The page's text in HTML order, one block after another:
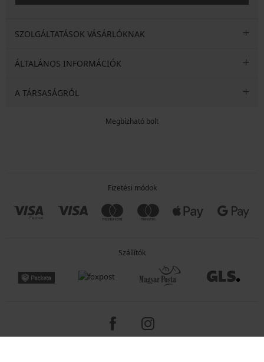
SZOLGÁLTATÁSOK VÁSÁRLÓKNAK
ÁLTALÁNOS INFORMÁCIÓK
A TÁRSASÁGRÓL
Megbízható bolt
Fizetési módok
Szállítók